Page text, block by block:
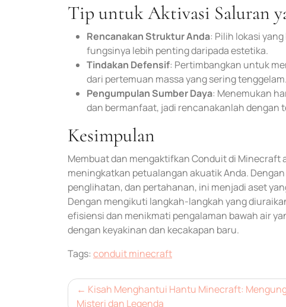
Tip untuk Aktivasi Saluran
Rencanakan Struktur Anda: Pilih lokasi
fungsinya lebih penting daripada estetika.
Tindakan Defensif: Pertimbangkan untuk
dari pertemuan massa yang sering tenggelam.
Pengumpulan Sumber Daya: Menemukan
dan bermanfaat, jadi rencanakanlah dengan
Kesimpulan
Membuat dan mengaktifkan Conduit di Minecraft
meningkatkan petualangan akuatik Anda.
penglihatan, dan pertahanan, ini menjadi aset
Dengan mengikuti langkah-langkah yang
efisiensi dan menikmati pengalaman bawah air
dengan keyakinan dan kecakapan baru.
Tags: conduit minecraft
PostKisah Menghantui Hantu Minecraft:
Misteri dan Legenda